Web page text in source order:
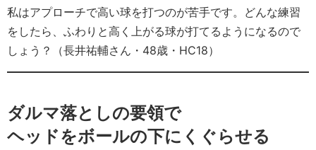
私はアプローチで高い球を打つのが苦手です。どんな練習
をしたら、ふわりと高く上がる球が打てるようになるので
しょう？（長井祐輔さん・48歳・HC18）
ダルマ落としの要領で
ヘッドをボールの下にくぐらせる